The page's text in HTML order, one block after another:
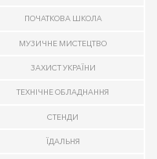
ПОЧАТКОВА ШКОЛА
МУЗИЧНЕ МИСТЕЦТВО
ЗАХИСТ УКРАЇНИ
ТЕХНІЧНЕ ОБЛАДНАННЯ
СТЕНДИ
ЇДАЛЬНЯ